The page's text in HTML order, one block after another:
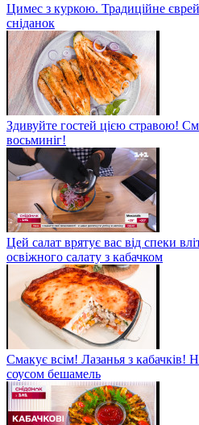
Цимес з куркою. Традиційне
сніданок
Здивуйте гостей цією стравою!
восьминіг!
Цей салат врятує вас від спеки
освіжного салату з кабачком
Смакує всім! Лазанья з кабачків!
соусом бешамель